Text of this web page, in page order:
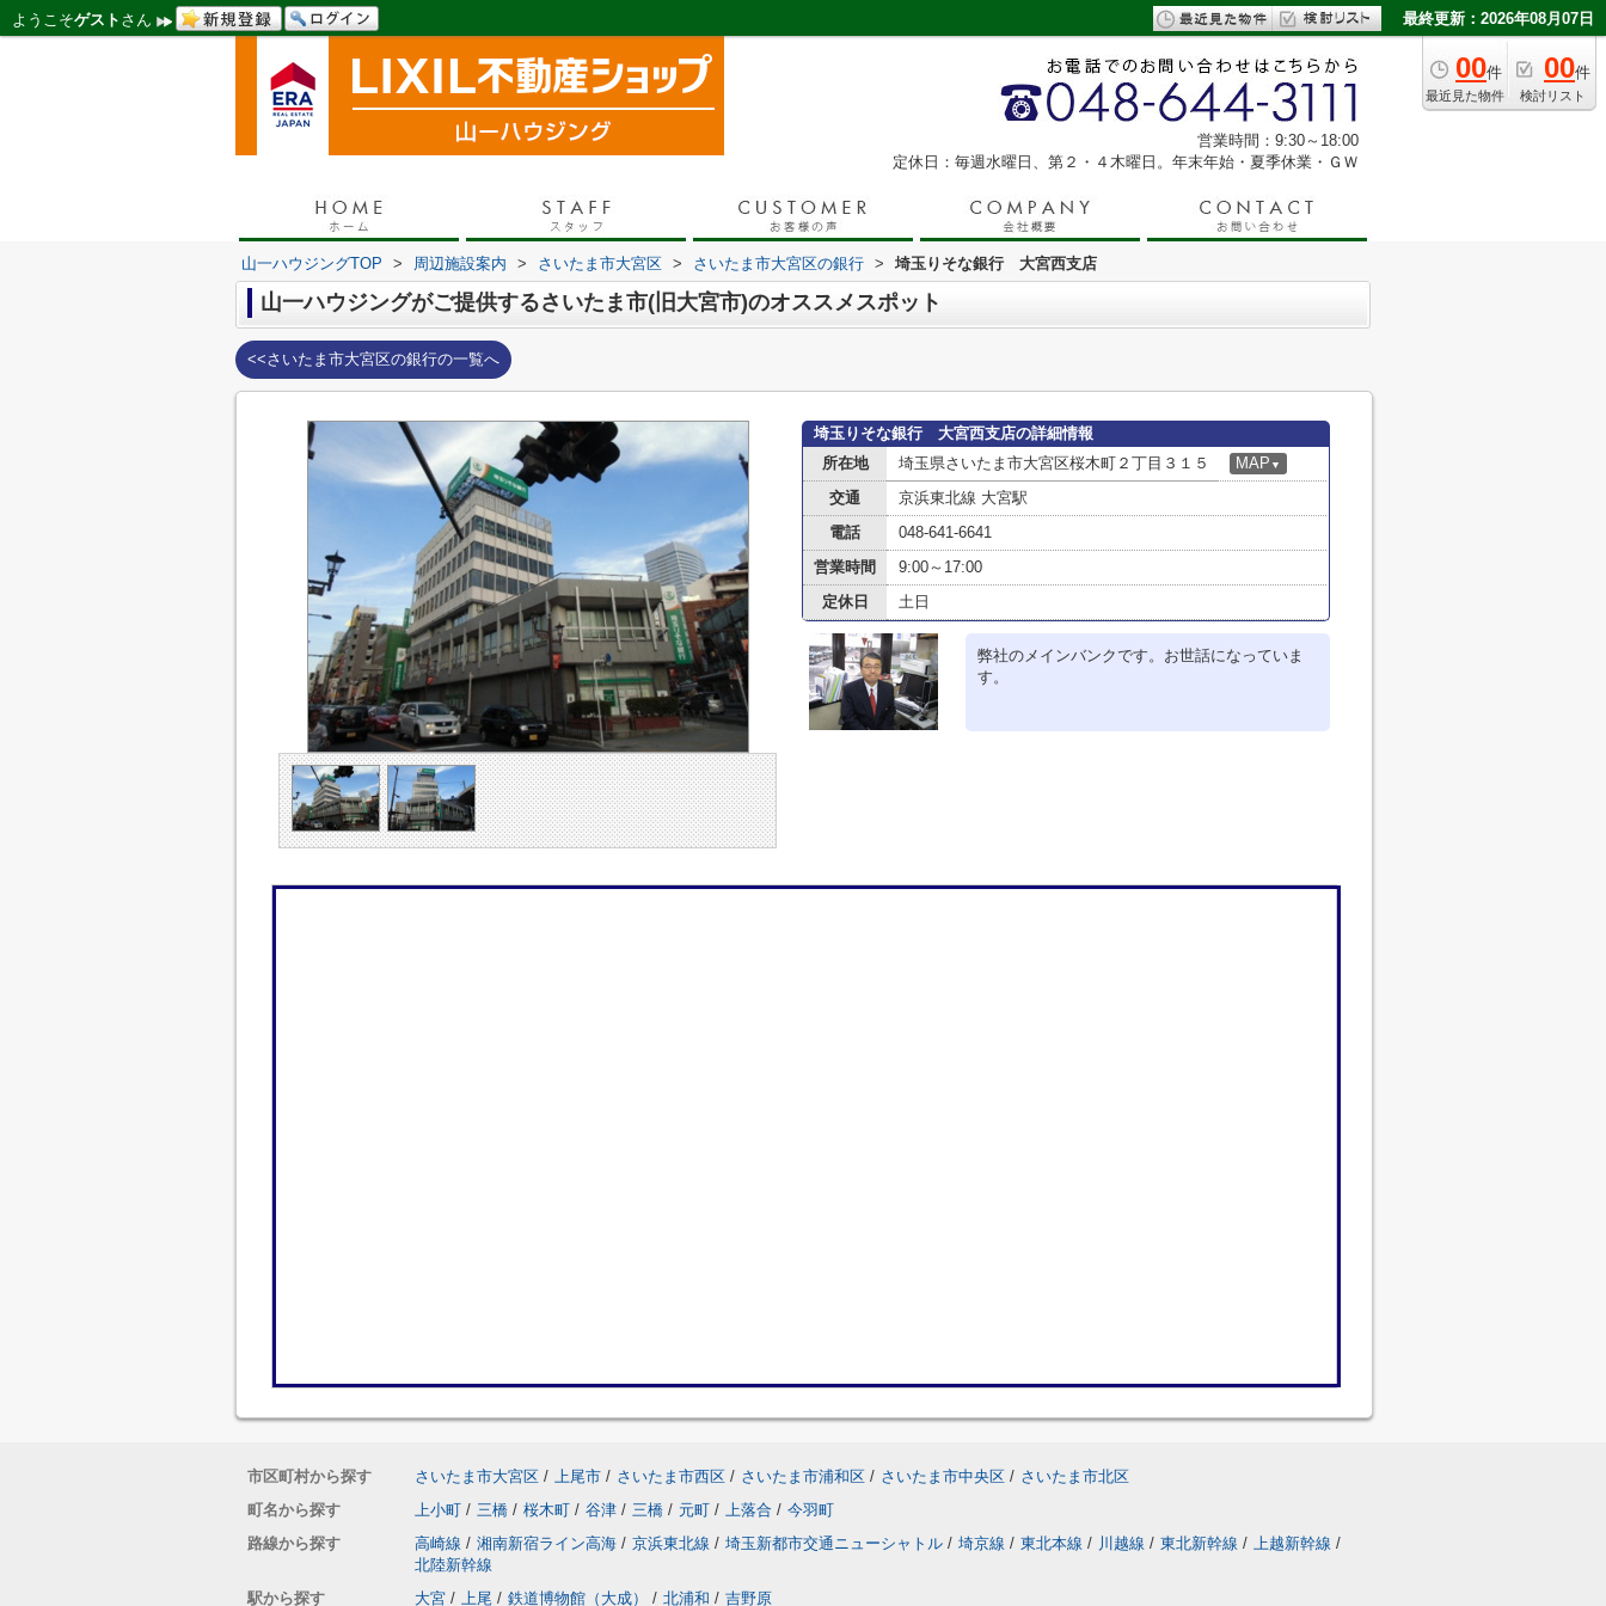
ようこそゲスト さん 最終更新：2026年08月07日
00件
最近見た物件
00件
検討リスト
営業時間：9:30～18:00
定休日：毎週水曜日、第２・４木曜日。年末年始・夏季休業・ＧＷ
山一ハウジングTOP > 周辺施設案内 > さいたま市大宮区 > さいたま市大宮区の銀行 > 埼玉りそな銀行 大宮西支店
山一ハウジングがご提供するさいたま市(旧大宮市)のオススメスポット
<<さいたま市大宮区の銀行の一覧へ
埼玉りそな銀行 大宮西支店の詳細情報
所在地
埼玉県さいたま市大宮区桜木町２丁目３１５ MAP ▼
交通
京浜東北線 大宮駅
電話
048-641-6641
営業時間
9:00～17:00
定休日
土日
弊社のメインバンクです。お世話になっていま
す。
市区町村から探す さいたま市大宮区 / 上尾市 / さいたま市西区 / さいたま市浦和区 / さいたま市中央区 / さいたま市北区
町名から探す
上小町 / 三橋 / 桜木町 / 谷津 / 三橋 / 元町 / 上落合 / 今羽町
路線から探す
高崎線 / 湘南新宿ライン高海 / 京浜東北線 / 埼玉新都市交通ニューシャトル / 埼京線 / 東北本線 / 川越線 / 東北新幹線 / 上越新幹線 /
北陸新幹線
駅から探す
大宮 / 上尾 / 鉄道博物館（大成） / 北浦和 / 吉野原